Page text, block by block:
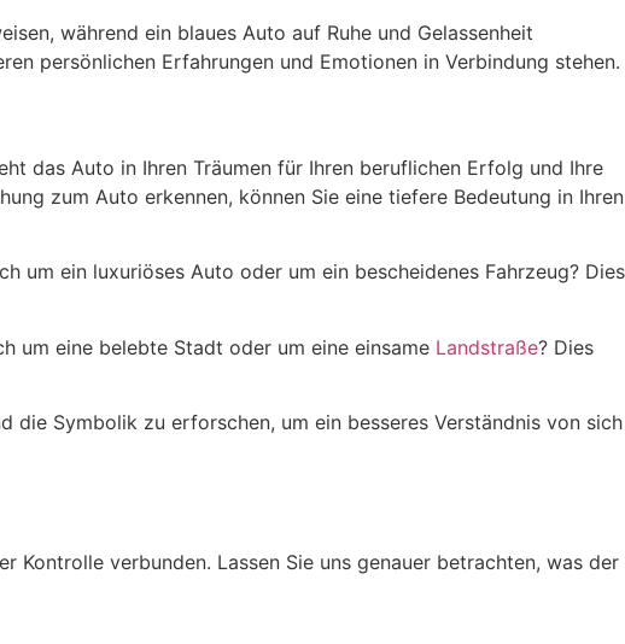
während ein blaues Auto auf Ruhe und Gelassenheit
persönlichen Erfahrungen und Emotionen in Verbindung stehen.
das Auto in Ihren Träumen für Ihren beruflichen Erfolg und Ihre
zum Auto erkennen, können Sie eine tiefere Bedeutung in Ihren
um ein luxuriöses Auto oder um ein bescheidenes Fahrzeug? Dies
um eine belebte Stadt oder um eine einsame Landstraße? Dies
die Symbolik zu erforschen, um ein besseres Verständnis von sich
Kontrolle verbunden. Lassen Sie uns genauer betrachten, was der